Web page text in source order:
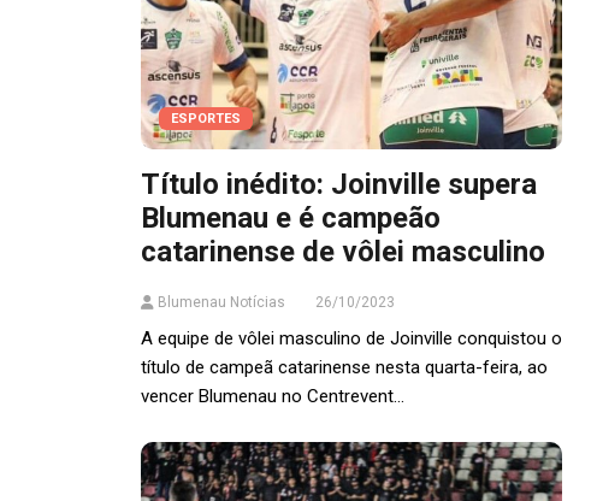
ESPORTES
Título inédito: Joinville supera
Blumenau e é campeão
catarinense de vôlei masculino
Blumenau Notícias 26/10/2023
A equipe de vôlei masculino de Joinville conquistou o
título de campeã catarinense nesta quarta-feira, ao
vencer Blumenau no Centrevent...